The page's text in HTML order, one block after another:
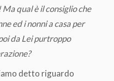
qual è il consiglio che
ed i nonni a casa per
da Lei purtroppo
detto riguardo